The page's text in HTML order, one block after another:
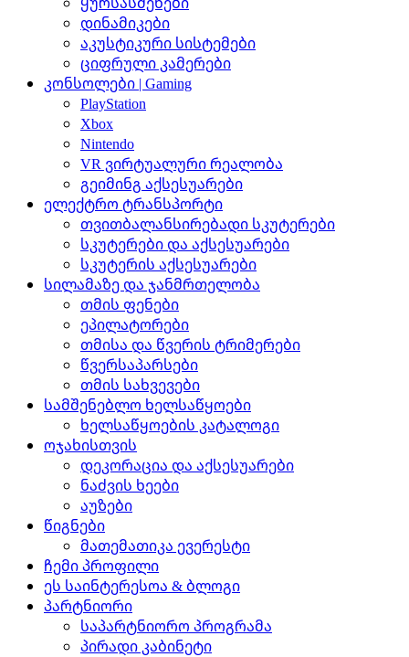
დინამიკები
აკუსტიკური სისტემები
ციფრული კამერები
კონსოლები | Gaming
PlayStation
Xbox
Nintendo
VR ვირტუალური რეალობა
გეიმინგ აქსესუარები
ელექტრო ტრანსპორტი
თვითბალანსირებადი სკუტერები
სკუტერები და აქსესუარები
სკუტერის აქსესუარები
სილამაზე და ჯანმრთელობა
თმის ფენები
ეპილატორები
თმისა და წვერის ტრიმერები
წვერსაპარსები
თმის სახვევები
სამშენებლო ხელსაწყოები
ხელსაწყოების კატალოგი
ოჯახისთვის
დეკორაცია და აქსესუარები
ნაძვის ხეები
აუზები
წიგნები
მათემათიკა ევერესტი
ჩემი პროფილი
ეს საინტერესოა & ბლოგი
პარტნიორი
საპარტნიორო პროგრამა
პირადი კაბინეტი